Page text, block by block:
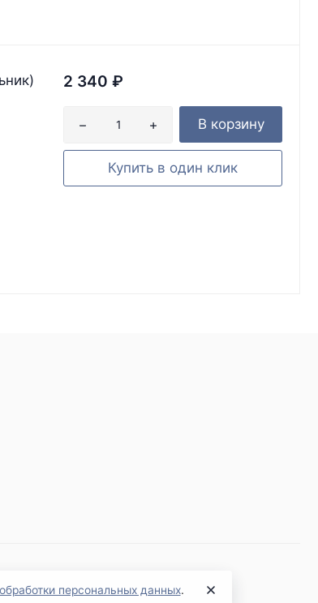
2 340 ₽
В корзину
Купить в один клик
обработки персональных данных.